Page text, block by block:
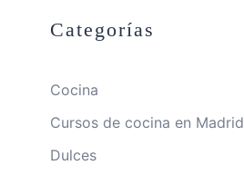
Categorías
Cocina
Cursos de cocina en Madrid
Dulces